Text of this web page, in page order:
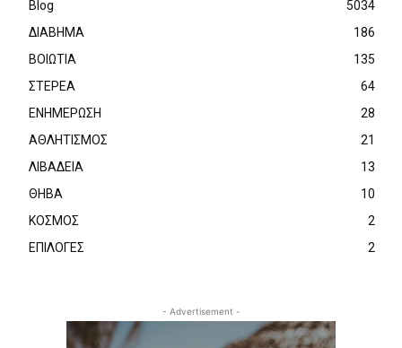
Blog
5034
ΔΙΑΒΗΜΑ
186
ΒΟΙΩΤΙΑ
135
ΣΤΕΡΕΑ
64
ΕΝΗΜΕΡΩΣΗ
28
ΑΘΛΗΤΙΣΜΟΣ
21
ΛΙΒΑΔΕΙΑ
13
ΘΗΒΑ
10
ΚΟΣΜΟΣ
2
ΕΠΙΛΟΓΕΣ
2
- Advertisement -